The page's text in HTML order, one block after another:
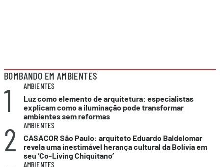
BOMBANDO EM AMBIENTES
1
AMBIENTES
Luz como elemento de arquitetura: especialistas
explicam como a iluminação pode transformar
ambientes sem reformas
2
AMBIENTES
CASACOR São Paulo: arquiteto Eduardo Baldelomar
revela uma inestimável herança cultural da Bolívia em
seu ‘Co-Living Chiquitano’
AMBIENTES